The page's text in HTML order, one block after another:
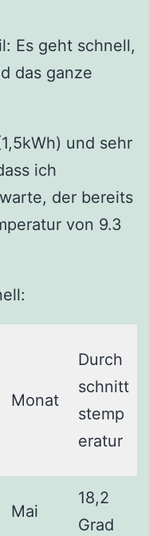
Es geht schnell,
das ganze
und sehr
ich
der bereits
von 9.3
Monat
Durch
schnitt
stemp
eratur
Mai
18,2
Grad